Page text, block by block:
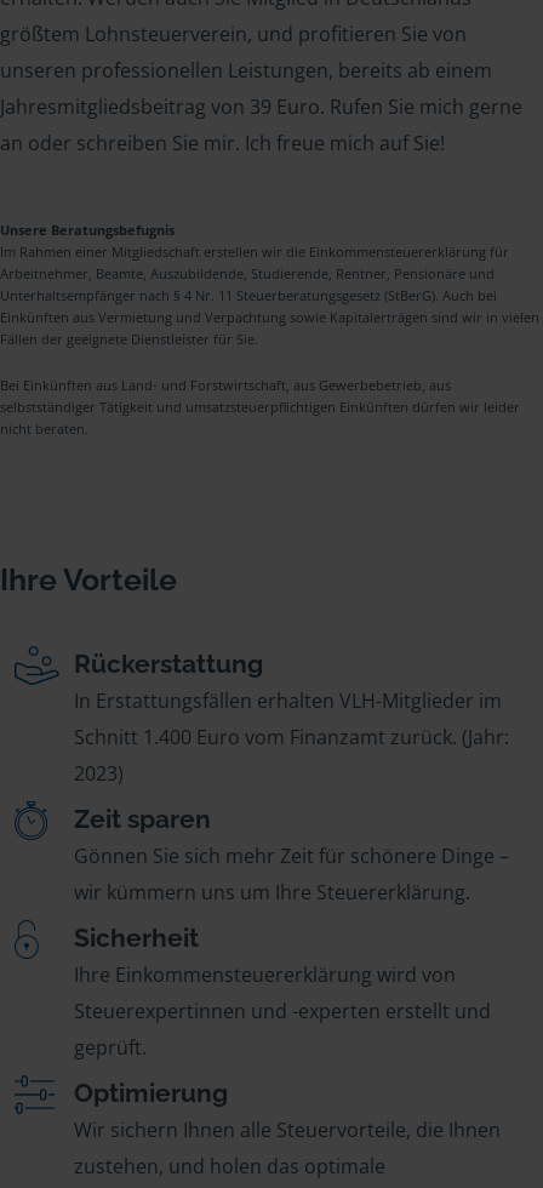
größtem Lohnsteuerverein, und profitieren Sie von
unseren professionellen Leistungen, bereits ab einem
Jahresmitgliedsbeitrag von 39 Euro. Rufen Sie mich gerne
an oder schreiben Sie mir. Ich freue mich auf Sie!
Unsere Beratungsbefugnis
Im Rahmen einer Mitgliedschaft erstellen wir die Einkommensteuererklärung für
Arbeitnehmer, Beamte, Auszubildende, Studierende, Rentner, Pensionäre und
Unterhaltsempfänger nach § 4 Nr. 11 Steuerberatungsgesetz (StBerG). Auch bei
Einkünften aus Vermietung und Verpachtung sowie Kapitalerträgen sind wir in vielen
Fällen der geeignete Dienstleister für Sie.
Bei Einkünften aus Land- und Forstwirtschaft, aus Gewerbebetrieb, aus
selbstständiger Tätigkeit und umsatzsteuerpflichtigen Einkünften dürfen wir leider
nicht beraten.
Ihre Vorteile
Rückerstattung
In Erstattungsfällen erhalten VLH-Mitglieder im
Schnitt 1.400 Euro vom Finanzamt zurück. (Jahr:
2023)
Zeit sparen
Gönnen Sie sich mehr Zeit für schönere Dinge –
wir kümmern uns um Ihre Steuererklärung.
Sicherheit
Ihre Einkommensteuererklärung wird von
Steuerexpertinnen und -experten erstellt und
geprüft.
Optimierung
Wir sichern Ihnen alle Steuervorteile, die Ihnen
zustehen, und holen das optimale